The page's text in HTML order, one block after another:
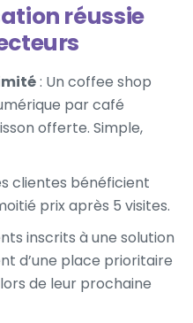
réussie
: Un coffee shop
par café
offerte. Simple,
clientes bénéficient
prix après 5 visites.
inscrits à une solution
d’une place prioritaire
de leur prochaine